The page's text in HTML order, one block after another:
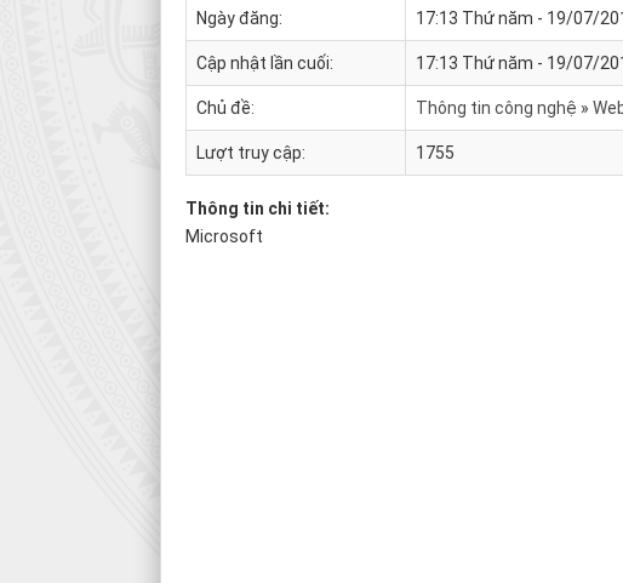
Ngày đăng: 17:13 Thứ năm - 19/07/
Cập nhật lần cuối: 17:13 Thứ năm - 19/07/
Chủ đề: Thông tin công nghệ
Lượt truy cập: 1755
Thông tin chi tiết:
Microsoft